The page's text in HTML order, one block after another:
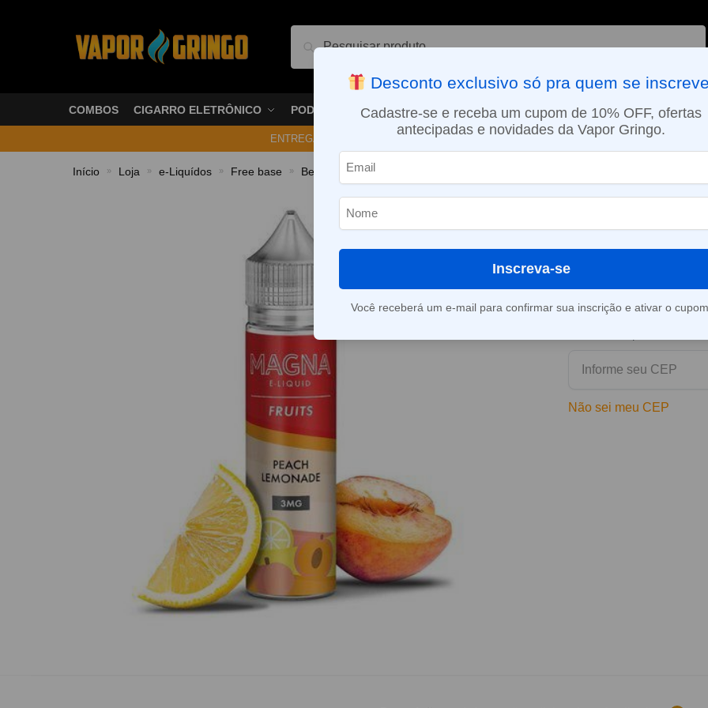
Pesquisar
COMBOS CIGARRO ELETRÔNICO PODS VAPORIZADOR DE ERVAS E-LIQUÍDOS NICOTINA ORAL
ENTREGA NO MESMO DIA EM SÃO PAULO (SEG A SEX): PEDIDOS APROVADOS ATÉ
Início » Loja » e-Liquídos » Free base » Bebidas » Líquido Magna e-Liquid – Peach Lemonade – Fruits
Líquido
Peach
Este produto está fora
Consultar prazo e valor
Não sei meu CEP
Desconto exclusivo só pra quem se
Cadastre-se e receba um cupom de 10% OFF, ofertas
antecipadas e novidades da Vapor Gringo.
Inscreva-se
Você receberá um e-mail para confirmar sua inscrição e ativar o